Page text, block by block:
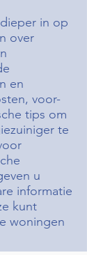
in op
over
en
voor-
tips om
te
u
informatie
kunt
woningen